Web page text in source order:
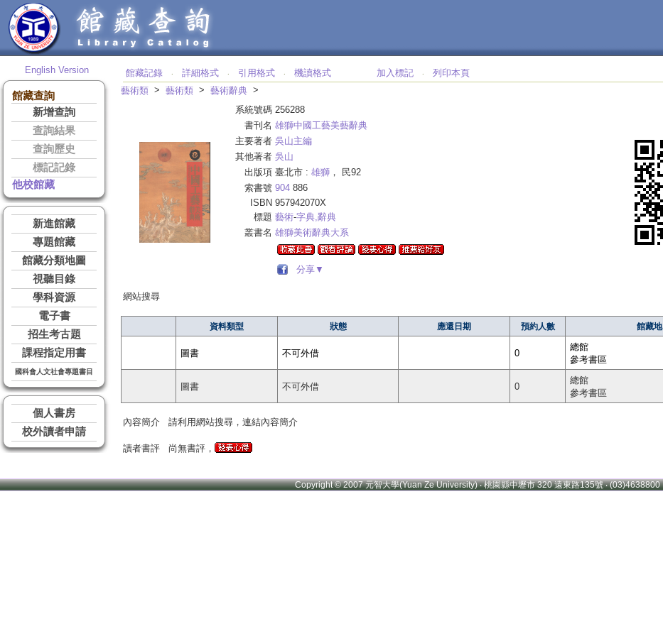
English Version
館藏查詢
新增查詢
查詢結果
查詢歷史
標記記錄
他校館藏
新進館藏
專題館藏
館藏分類地圖
視聽目錄
學科資源
電子書
招生考古題
課程指定用書
國科會人文社會專題書目
個人書房
校外讀者申請
館藏記錄 ‧ 詳細格式 ‧ 引用格式 ‧ 機讀格式 加入標記 ‧
列印本頁
藝術類 > 藝術類 > 藝術辭典 >
系統號碼 256288
書刊名 雄獅中國工藝美藝辭典
主要著者 吳山主編
其他著者 吳山
出版項 臺北市 : 雄獅 ， 民92
索書號 904 886
ISBN 957942070X
標題 藝術-字典,辭典
叢書名 雄獅美術辭典大系
分享▼
網站搜尋
資料類型 狀態 應還日期 預約人數 館藏地
圖書 不可外借 0
總館
參考書區
圖書 不可外借 0
總館
參考書區
內容簡介 請利用網站搜尋，連結內容簡介
讀者書評 尚無書評，
Copyright © 2007 元智大學(Yuan Ze University) ‧ 桃園縣中壢市 320 遠東路135號 ‧ (03)4638800